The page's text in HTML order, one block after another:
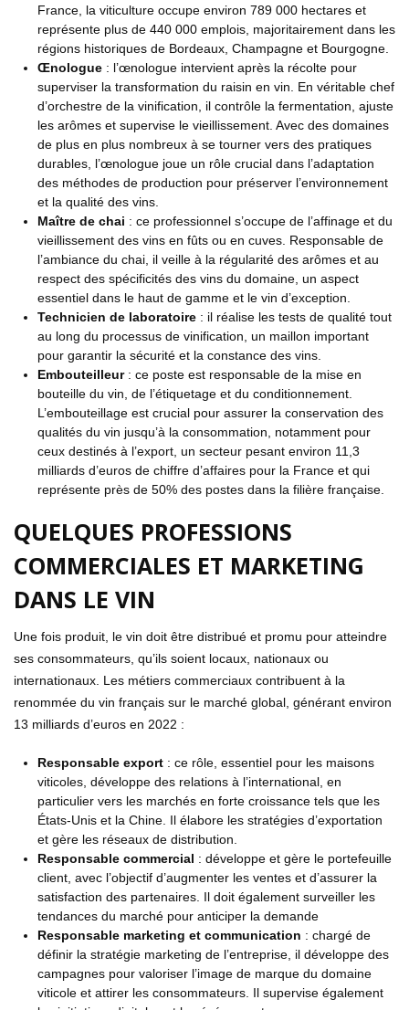
France, la viticulture occupe environ 789 000 hectares et
représente plus de 440 000 emplois, majoritairement dans les
régions historiques de Bordeaux, Champagne et Bourgogne.
Œnologue : l’œnologue intervient après la récolte pour
superviser la transformation du raisin en vin. En véritable chef
d’orchestre de la vinification, il contrôle la fermentation, ajuste
les arômes et supervise le vieillissement. Avec des domaines
de plus en plus nombreux à se tourner vers des pratiques
durables, l’œnologue joue un rôle crucial dans l’adaptation
des méthodes de production pour préserver l’environnement
et la qualité des vins.
Maître de chai : ce professionnel s’occupe de l’affinage et du
vieillissement des vins en fûts ou en cuves. Responsable de
l’ambiance du chai, il veille à la régularité des arômes et au
respect des spécificités des vins du domaine, un aspect
essentiel dans le haut de gamme et le vin d’exception.
Technicien de laboratoire: il réalise les tests de qualité tout
au long du processus de vinification, un maillon important
pour garantir la sécurité et la constance des vins.
Embouteilleur : ce poste est responsable de la mise en
bouteille du vin, de l’étiquetage et du conditionnement.
L’embouteillage est crucial pour assurer la conservation des
qualités du vin jusqu’à la consommation, notamment pour
ceux destinés à l’export, un secteur pesant environ 11,3
milliards d’euros de chiffre d’affaires pour la France et qui
représente près de 50% des postes dans la filière française.
QUELQUES PROFESSIONS
COMMERCIALES ET MARKETING
DANS LE VIN
Une fois produit, le vin doit être distribué et promu pour atteindre
ses consommateurs, qu’ils soient locaux, nationaux ou
internationaux. Les métiers commerciaux contribuent à la
renommée du vin français sur le marché global, générant environ
13 milliards d’euros en 2022 :
Responsable export: ce rôle, essentiel pour les maisons
viticoles, développe des relations à l’international, en
particulier vers les marchés en forte croissance tels que les
États-Unis et la Chine. Il élabore les stratégies d’exportation
et gère les réseaux de distribution.
Responsable commercial : développe et gère le portefeuille
client, avec l’objectif d’augmenter les ventes et d’assurer la
satisfaction des partenaires. Il doit également surveiller les
tendances du marché pour anticiper la demande
Responsable marketing et communication : chargé de
définir la stratégie marketing de l’entreprise, il développe des
campagnes pour valoriser l’image de marque du domaine
viticole et attirer les consommateurs. Il supervise également